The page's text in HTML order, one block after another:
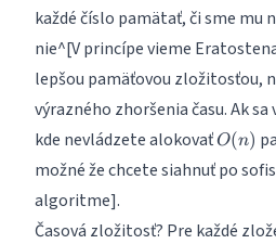
každé číslo pamätať, či sme mu
nie^[V princípe vieme
lepšou pamäťovou zložitosťou,
výrazného zhoršenia času. Ak
kde nevládzete alokovaťO(n)
O(n)
možné že chcete siahnuť po
algoritme].
Časová zložitosť? Pre každé